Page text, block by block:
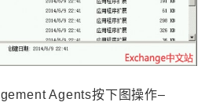
Agents按下图操作–